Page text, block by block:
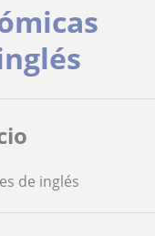
de inglés